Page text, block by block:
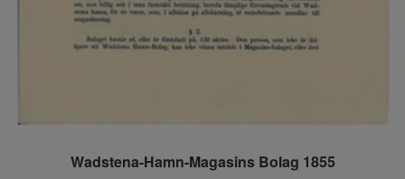
Wadstena-Hamn-Magasins Bolag 1855